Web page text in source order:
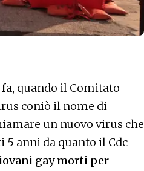
quando il Comitato
coniò il nome di
un nuovo virus che
5 anni da quanto il Cdc
gay morti per